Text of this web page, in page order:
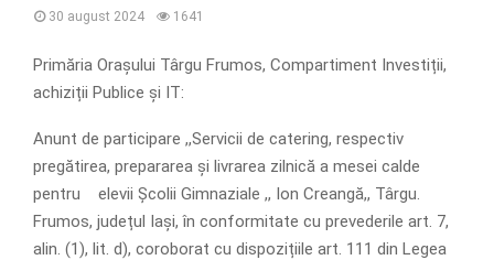
30 august 2024 1641
Primăria Orașului Târgu Frumos, Compartiment Investiții,
achiziții Publice și IT:
Anunt de participare ,,Servicii de catering, respectiv
pregătirea, prepararea și livrarea zilnică a mesei calde
pentru elevii Școlii Gimnaziale ,, Ion Creangă,, Târgu.
Frumos, județul Iași, în conformitate cu prevederile art. 7,
alin. (1), lit. d), coroborat cu dispozițiile art. 111 din Legea